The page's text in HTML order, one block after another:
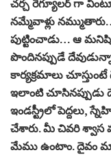
చర్చ రెగ్యూలర్ గా
నమ్మేవాళ్లు
పుట్టించాడు… ఆ
పొందినప్పుడే
కార్యక్రమాలు
ఇలాంటి చూసినప్పుడు
ఇండస్ట్రీలో పెద్దలు,
చేశారు. మీ చివరి శ్వాస
మేము ఉంటాం. దైవం